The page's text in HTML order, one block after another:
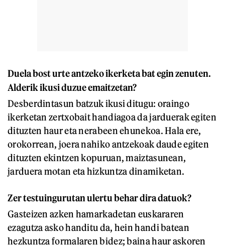
Duela bost urte antzeko ikerketa bat egin zenuten.
Alderik ikusi duzue emaitzetan?
Desberdintasun batzuk ikusi ditugu: oraingo
ikerketan zertxobait handiagoa da jarduerak egiten
dituzten haur eta nerabeen ehunekoa. Hala ere,
orokorrean, joera nahiko antzekoak daude egiten
dituzten ekintzen kopuruan, maiztasunean,
jarduera motan eta hizkuntza dinamiketan.
Zer testuingurutan ulertu behar dira datuok?
Gasteizen azken hamarkadetan euskararen
ezagutza asko handitu da, hein handi batean
hezkuntza formalaren bidez; baina haur askoren